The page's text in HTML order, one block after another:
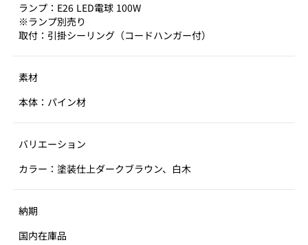
ランプ：E26 LED電球 100W
※ランプ別売り
取付：引掛シーリング（コードハンガー付）
素材
本体：パイン材
バリエーション
カラー：塗装仕上ダークブラウン、白木
納期
国内在庫品